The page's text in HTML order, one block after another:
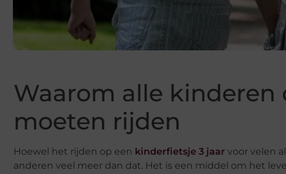
Waarom alle kinderen
moeten rijden
Hoewel het rijden op een kinderfietsje 3 jaar voor velen
anderen veel meer dan dat. Het is een middel om het